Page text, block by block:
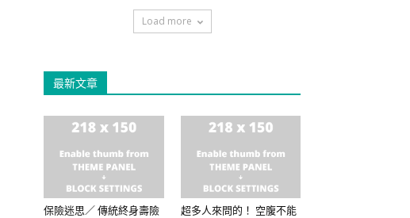
Load more
最新文章
保險迷思／ 傳統終身壽險
超多人來問的！ 空腹不能